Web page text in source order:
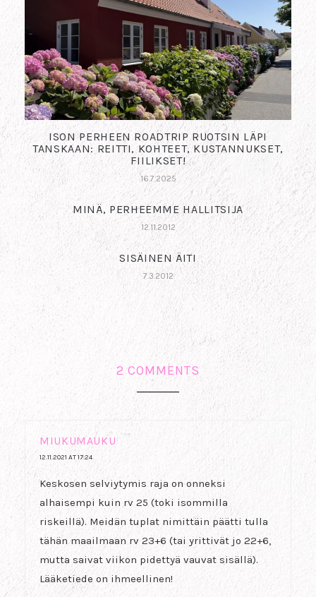
ISON PERHEEN ROADTRIP RUOTSIN LÄPI
TANSKAAN: REITTI, KOHTEET, KUSTANNUKSET,
FIILIKSET!
16.7.2025
MINÄ, PERHEEMME HALLITSIJA
12.11.2012
SISÄINEN ÄITI
7.3.2012
2 COMMENTS
MIUKUMAUKU
12.11.2021 AT 17:24
Keskosen selviytymis raja on onneksi
alhaisempi kuin rv 25 (toki isommilla
riskeillä). Meidän tuplat nimittäin päätti tulla
tähän maailmaan rv 23+6 (tai yrittivät jo 22+6,
mutta saivat viikon pidettyä vauvat sisällä).
Lääketiede on ihmeellinen!